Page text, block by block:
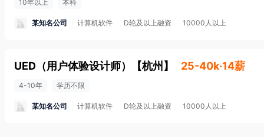
10年以上 本科
某知名公司 计算机软件 D轮及以上融资 10000人以上
UED（用户体验设计师） 【杭州 】 25-40k·14薪
4-10年 学历不限
某知名公司 计算机软件 D轮及以上融资 10000人以上